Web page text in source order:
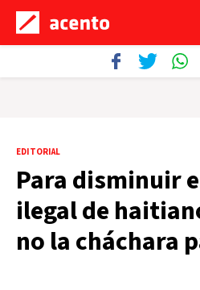
EDITORIAL
Para disminuir
ilegal de
no la cháchara